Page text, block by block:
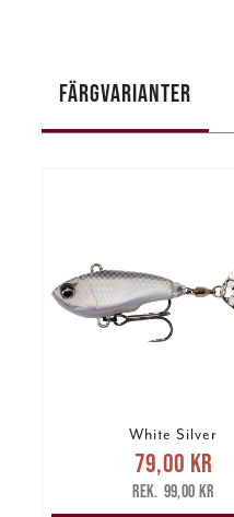
FÄRGVARIANTER
White Silver
Nuvarande pris
79,00 krTidigare
99,00 kr
79,00 kr
99,00 kr